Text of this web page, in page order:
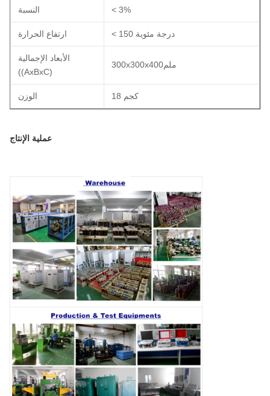
النسبة < 3%
ارتفاع الحرارة < 150 درجة مئوية
الأبعاد الإجمالية
((AxBxC)
300x300x400ملم
الوزن 18 كجم
عملية الإنتاج